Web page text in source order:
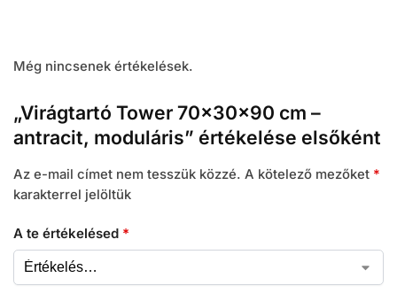
Még nincsenek értékelések.
„Virágtartó Tower 70×30×90 cm –
antracit, moduláris” értékelése elsőként
Az e-mail címet nem tesszük közzé. A kötelező mezőket *
karakterrel jelöltük
A te értékelésed *